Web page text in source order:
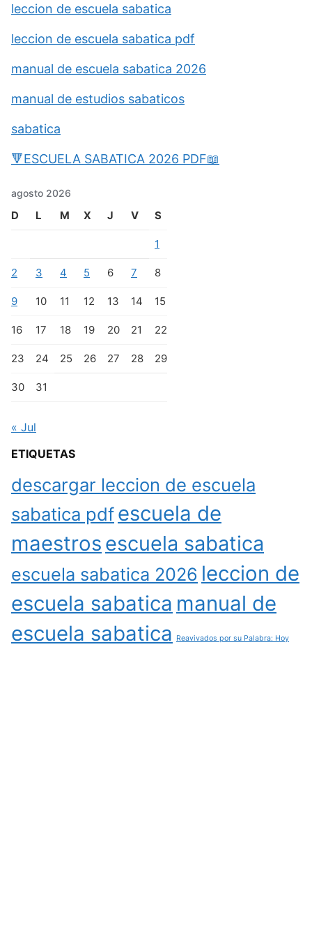
leccion de escuela sabatica
leccion de escuela sabatica pdf
manual de escuela sabatica 2026
manual de estudios sabaticos
sabatica
🔻ESCUELA SABATICA 2026 PDF📖
agosto 2026
D L M X J V S
1
2 3 4 5 6 7 8
9 10 11 12 13 14 15
16 17 18 19 20 21 22
23 24 25 26 27 28 29
30 31
« Jul
ETIQUETAS
descargar leccion de escuela
sabatica pdfescuela de
maestros escuela sabatica
escuela sabatica 2026 leccion de
escuela sabatica manual de
escuela sabatica
Reavivados por su Palabra: Hoy